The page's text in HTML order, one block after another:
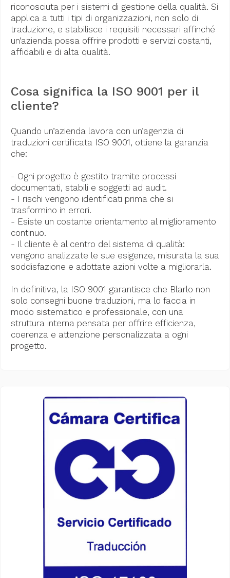
riconosciuta per i sistemi di gestione della qualità. Si
applica a tutti i tipi di organizzazioni, non solo di
traduzione, e stabilisce i requisiti necessari affinché
un’azienda possa offrire prodotti e servizi costanti,
affidabili e di alta qualità.
Cosa significa la ISO 9001 per il
cliente?
Quando un’azienda lavora con un’agenzia di
traduzioni certificata ISO 9001, ottiene la garanzia
che:
- Ogni progetto è gestito tramite processi
documentati, stabili e soggetti ad audit.
- I rischi vengono identificati prima che si
trasformino in errori.
- Esiste un costante orientamento al miglioramento
continuo.
- Il cliente è al centro del sistema di qualità:
vengono analizzate le sue esigenze, misurata la sua
soddisfazione e adottate azioni volte a migliorarla.
In definitiva, la ISO 9001 garantisce che Blarlo non
solo consegni buone traduzioni, ma lo faccia in
modo sistematico e professionale, con una
struttura interna pensata per offrire efficienza,
coerenza e attenzione personalizzata a ogni
progetto.